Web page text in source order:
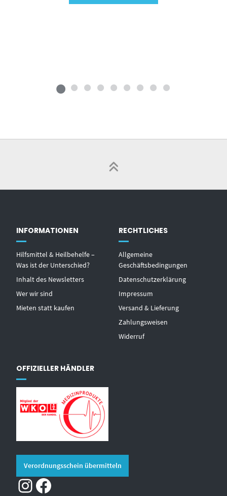
INFORMATIONEN
Hilfsmittel & Heilbehelfe –
Was ist der Unterschied?
Inhalt des Newsletters
Wer wir sind
Mieten statt kaufen
RECHTLICHES
Allgemeine
Geschäftsbedingungen
Datenschutzerklärung
Impressum
Versand & Lieferung
Zahlungsweisen
Widerruf
OFFIZIELLER HÄNDLER
Verordnungsschein übermitteln
InstagramFacebook